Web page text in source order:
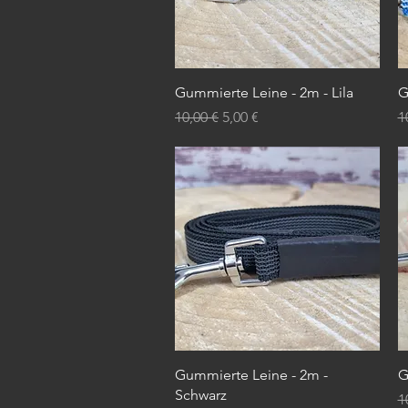
Schnellansicht
Gummierte Leine - 2m - Lila
Standardpreis
10,00 € Sale-Preis
5,00 €
Schnellansicht
Gummierte Leine - 2m -
Schwarz